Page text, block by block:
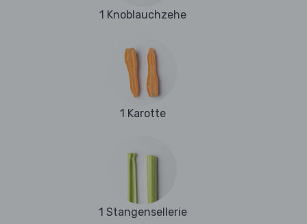
1 Knoblauchzehe
1 Karotte
1 Stangensellerie